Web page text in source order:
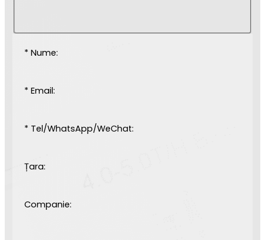
* Nume:
* Email:
* Tel/WhatsApp/WeChat:
Țara:
Companie: